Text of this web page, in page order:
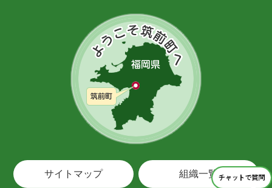
サイトマップ 組織一覧